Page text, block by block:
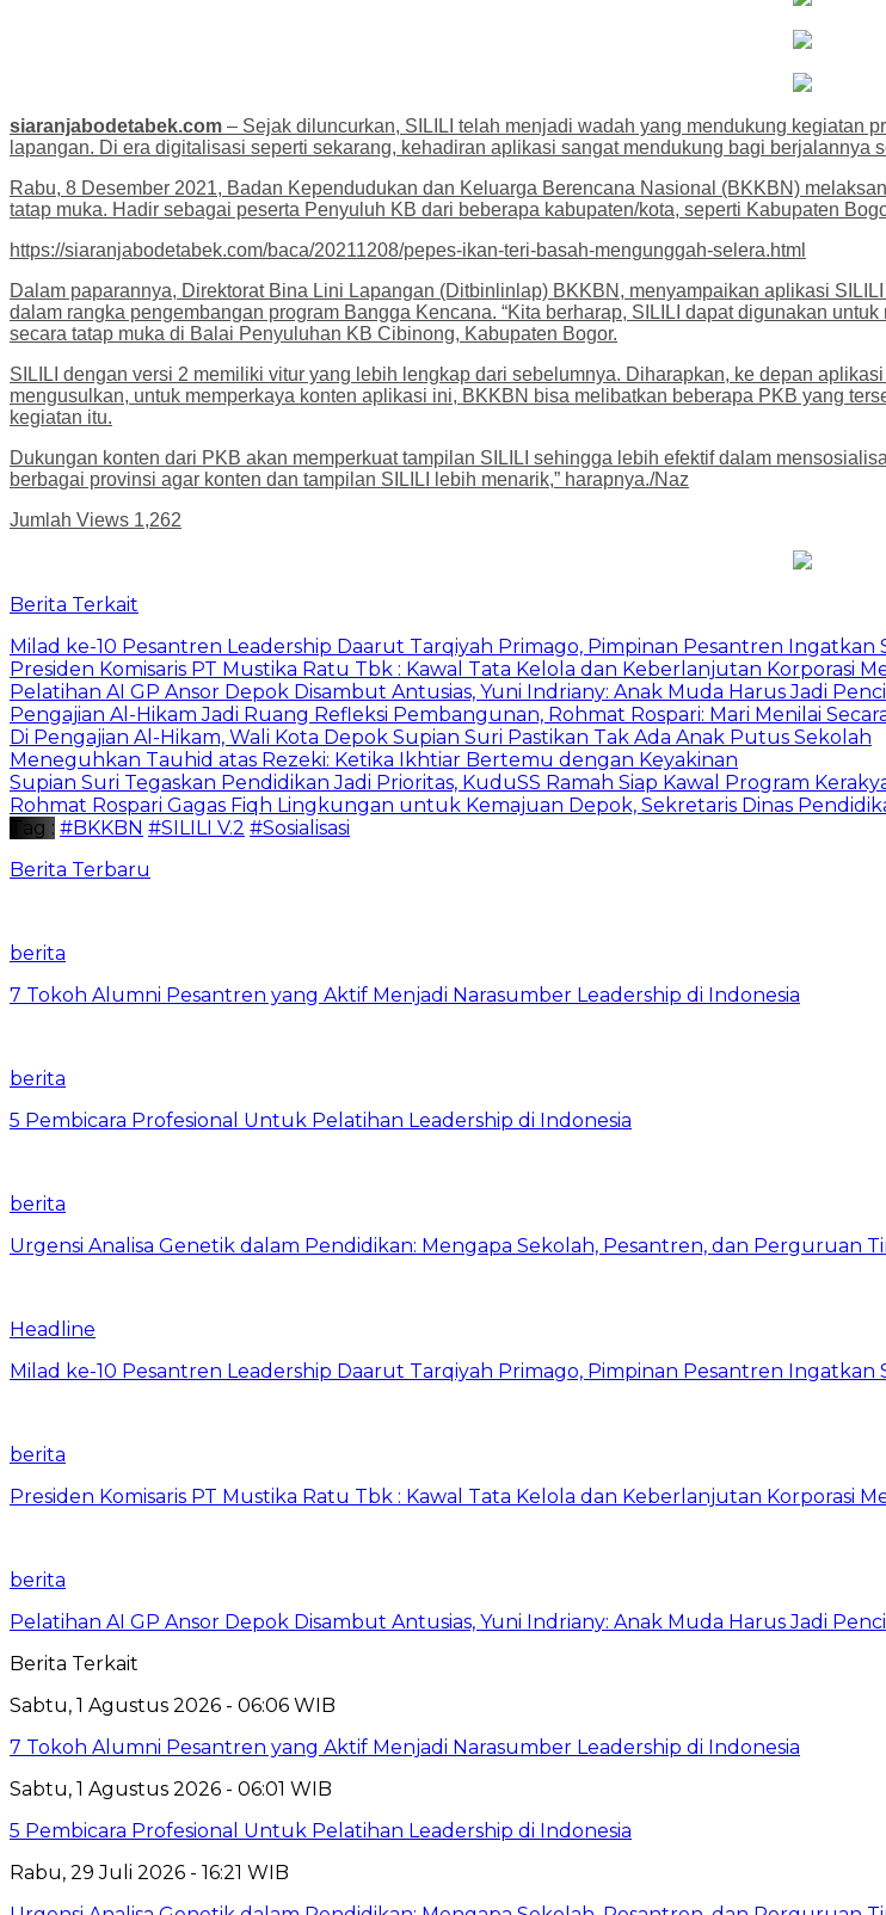
siaranjabodetabek.com – Sejak diluncurkan, SILILI telah menjadi wadah yang mendukung kegiatan
lapangan. Di era digitalisasi seperti sekarang, kehadiran aplikasi sangat mendukung bagi berjalannya
Rabu, 8 Desember 2021, Badan Kependudukan dan Keluarga Berencana Nasional (BKKBN)
tatap muka. Hadir sebagai peserta Penyuluh KB dari beberapa kabupaten/kota, seperti Kabupaten
https://siaranjabodetabek.com/baca/20211208/pepes-ikan-teri-basah-mengunggah-selera.html
Dalam paparannya, Direktorat Bina Lini Lapangan (Ditbinlinlap) BKKBN, menyampaikan aplikasi
dalam rangka pengembangan program Bangga Kencana. “Kita berharap, SILILI dapat digunakan
secara tatap muka di Balai Penyuluhan KB Cibinong, Kabupaten Bogor.
SILILI dengan versi 2 memiliki vitur yang lebih lengkap dari sebelumnya. Diharapkan, ke depan
mengusulkan, untuk memperkaya konten aplikasi ini, BKKBN bisa melibatkan beberapa PKB yang
kegiatan itu.
Dukungan konten dari PKB akan memperkuat tampilan SILILI sehingga lebih efektif dalam
berbagai provinsi agar konten dan tampilan SILILI lebih menarik,” harapnya./Naz
Jumlah Views 1,262
Berita Terkait
Milad ke-10 Pesantren Leadership Daarut Tarqiyah Primago, Pimpinan Pesantren Ingatkan
Presiden Komisaris PT Mustika Ratu Tbk : Kawal Tata Kelola dan Keberlanjutan Korporasi
Pelatihan AI GP Ansor Depok Disambut Antusias, Yuni Indriany: Anak Muda Harus Jadi
Pengajian Al-Hikam Jadi Ruang Refleksi Pembangunan, Rohmat Rospari: Mari Menilai
Di Pengajian Al-Hikam, Wali Kota Depok Supian Suri Pastikan Tak Ada Anak Putus Sekolah
Meneguhkan Tauhid atas Rezeki: Ketika Ikhtiar Bertemu dengan Keyakinan
Supian Suri Tegaskan Pendidikan Jadi Prioritas, KuduSS Ramah Siap Kawal Program
Rohmat Rospari Gagas Fiqh Lingkungan untuk Kemajuan Depok, Sekretaris Dinas
Tag : #BKKBN #SILILI V.2 #Sosialisasi
Berita Terbaru
berita
7 Tokoh Alumni Pesantren yang Aktif Menjadi Narasumber Leadership di Indonesia
berita
5 Pembicara Profesional Untuk Pelatihan Leadership di Indonesia
berita
Urgensi Analisa Genetik dalam Pendidikan: Mengapa Sekolah, Pesantren, dan Perguruan
Headline
Milad ke-10 Pesantren Leadership Daarut Tarqiyah Primago, Pimpinan Pesantren Ingatkan
berita
Presiden Komisaris PT Mustika Ratu Tbk : Kawal Tata Kelola dan Keberlanjutan Korporasi
berita
Pelatihan AI GP Ansor Depok Disambut Antusias, Yuni Indriany: Anak Muda Harus Jadi
Berita Terkait
Sabtu, 1 Agustus 2026 - 06:06 WIB
7 Tokoh Alumni Pesantren yang Aktif Menjadi Narasumber Leadership di Indonesia
Sabtu, 1 Agustus 2026 - 06:01 WIB
5 Pembicara Profesional Untuk Pelatihan Leadership di Indonesia
Rabu, 29 Juli 2026 - 16:21 WIB